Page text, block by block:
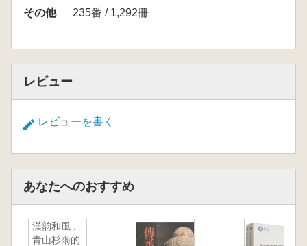
本書は本土文化の立場に基づき、八百余点の
し、読者が自らの文化体系と日常生活の中で文
程でどのような装飾手段と様式が形成され、最
徴する美学的符号と芸術様式が成立したのかを
理解できるようにしています。
伝統文化愛好者や美術・デザイン関連の実務
者に適するだけでなく、児童・青少年に向けた
芸術面での本土文化入門書としてもふさわしい
内容となっています。
その他
235番 / 1,292冊
レビュー
レビューを書く
あなたへのおすすめ
漢韵和風 :
青山杉雨的